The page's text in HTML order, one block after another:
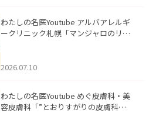
わたしの名医Youtube アルバアレルギ
ークリニック札幌「マンジャロのリア
た。
2026.07.10
わたしの名医Youtube めぐ皮膚科・美
容皮膚科「”とおりすがりの皮膚科